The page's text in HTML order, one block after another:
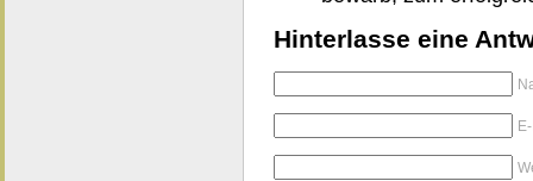
Hinterlasse eine